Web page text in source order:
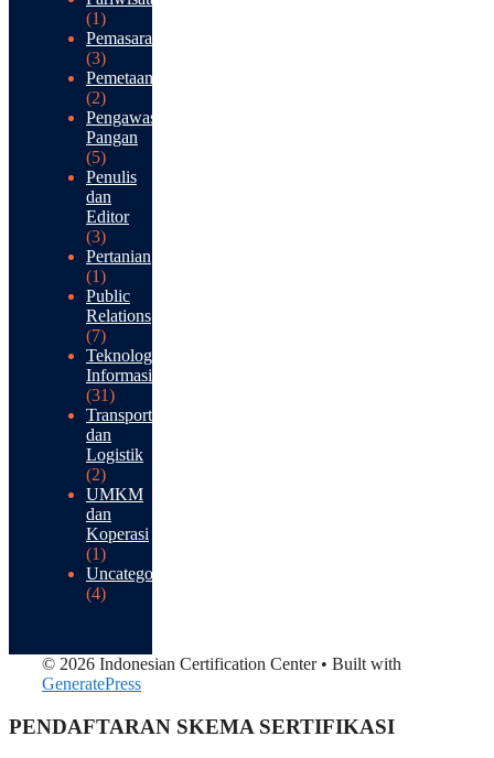
(1)
Pemasaran
(3)
Pemetaan
(2)
Pengawasan
Pangan
(5)
Penulis
dan
Editor
(3)
Pertanian
(1)
Public
Relations
(7)
Teknologi
Informasi
(31)
Transportasi
dan
Logistik
(2)
UMKM
dan
Koperasi
(1)
Uncategorized
(4)
© 2026 Indonesian Certification Center• Built with
GeneratePress
PENDAFTARAN SKEMA SERTIFIKASI​